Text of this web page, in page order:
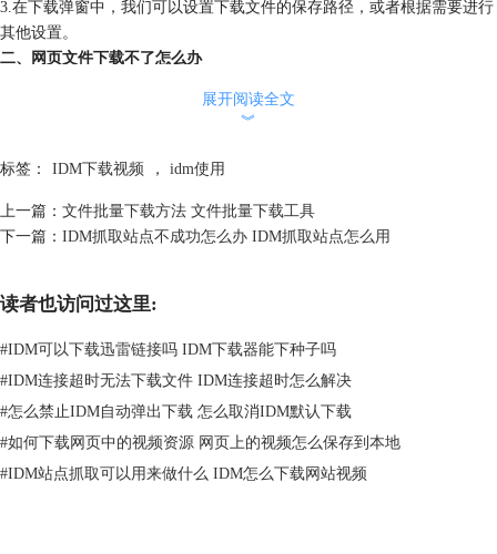
3.在下载弹窗中，我们可以设置下载文件的保存路径，或者根据需要进行
其他设置。
二、网页文件下载不了怎么办
网页文件无法下载。下面是一些常见的问题及其解决方法。
图2：无效链接
展开阅读全文
︾
标签： IDM下载视频 ， idm使用
上一篇： 文件批量下载方法 文件批量下载工具
下一篇： IDM抓取站点不成功怎么办 IDM抓取站点怎么用
读者也访问过这里:
#IDM可以下载迅雷链接吗 IDM下载器能下种子吗
#IDM连接超时无法下载文件 IDM连接超时怎么解决
#怎么禁止IDM自动弹出下载 怎么取消IDM默认下载
#如何下载网页中的视频资源 网页上的视频怎么保存到本地
#IDM站点抓取可以用来做什么 IDM怎么下载网站视频